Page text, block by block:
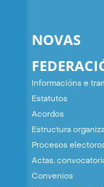
NOVAS
Informacións e
Estatutos
Acordos
Estructura
Procesos
Actas,
Convenios